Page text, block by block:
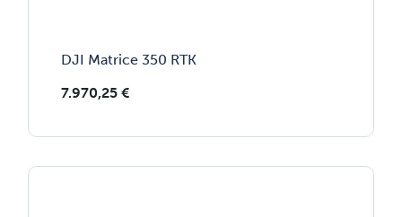
DJI Matrice 350 RTK
7.970,25 €